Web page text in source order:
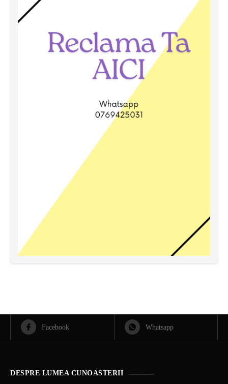
Facebook Whatsapp
DESPRE LUMEA CUNOASTERII